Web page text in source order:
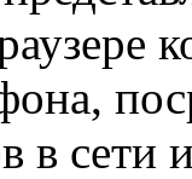
в сети